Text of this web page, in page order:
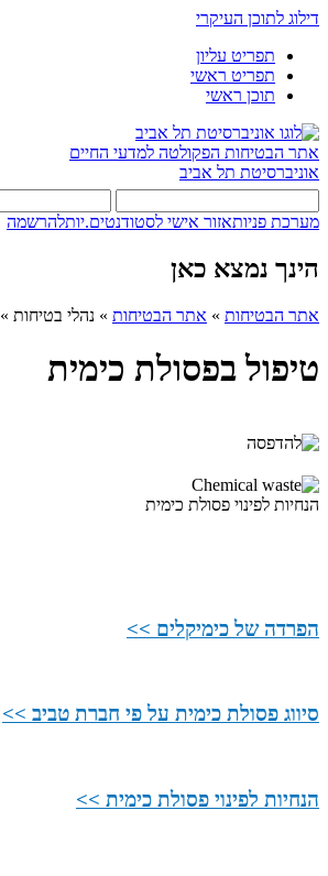
דילוג לתוכן העיקרי
תפריט עליון
תפריט ראשי
תוכן ראשי
אתר הבטיחות הפקולטה למדעי החיים
אוניברסיטת תל אביב
מערכת פניותאזור אישי לסטודנטים.יותלהרשמה
הינך נמצא כאן
אתר הבטיחות » אתר הבטיחות » נהלי בטיחות »
טיפול בפסולת כימית
הנחיות לפינוי פסולת כימית
הפרדה של כימיקלים >>
סיווג פסולת כימית על פי חברת טביב >>
הנחיות לפינוי פסולת כימית >>